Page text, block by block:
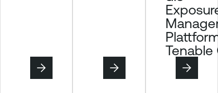
Tenable